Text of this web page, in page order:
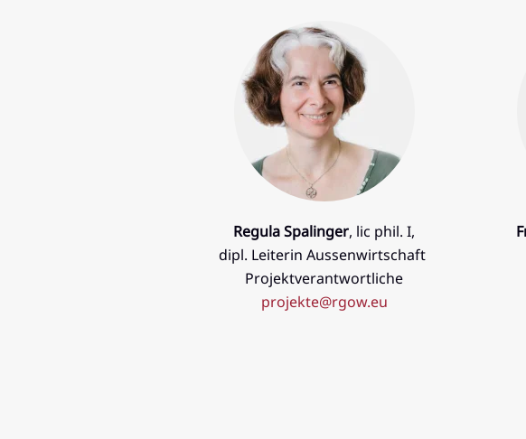
Regula Spalinger, lic phil. I,
dipl. Leiterin Aussenwirtschaft
Projektverantwortliche
projekte@rgow.eu
F